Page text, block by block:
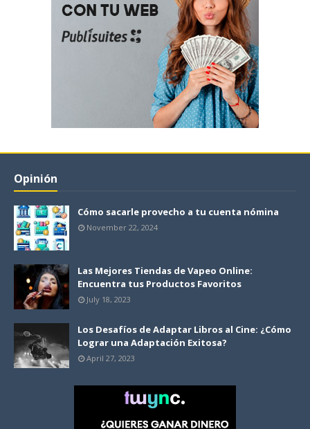
Opinión
Cómo sacarle provecho a tu cuenta nómina
November 22, 2024
Las Mejores Tiendas de Vapeo Online:
Encuentra tus Productos Favoritos
July 18, 2023
Los Desafíos de Adaptar Libros al Cine: ¿Cómo
Lograr una Adaptación Exitosa?
April 27, 2023